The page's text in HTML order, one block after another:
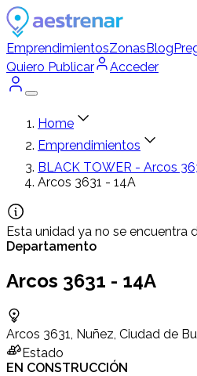
EmprendimientosZonasBlog
Quiero Publicar
Acceder
Home
Emprendimientos
BLACK TOWER - Arcos
Arcos 3631 - 14A
Esta unidad ya no se encuentra
Departamento
Arcos 3631 - 14A
Arcos 3631, Nuñez, Ciudad de
Estado
EN CONSTRUCCIÓN